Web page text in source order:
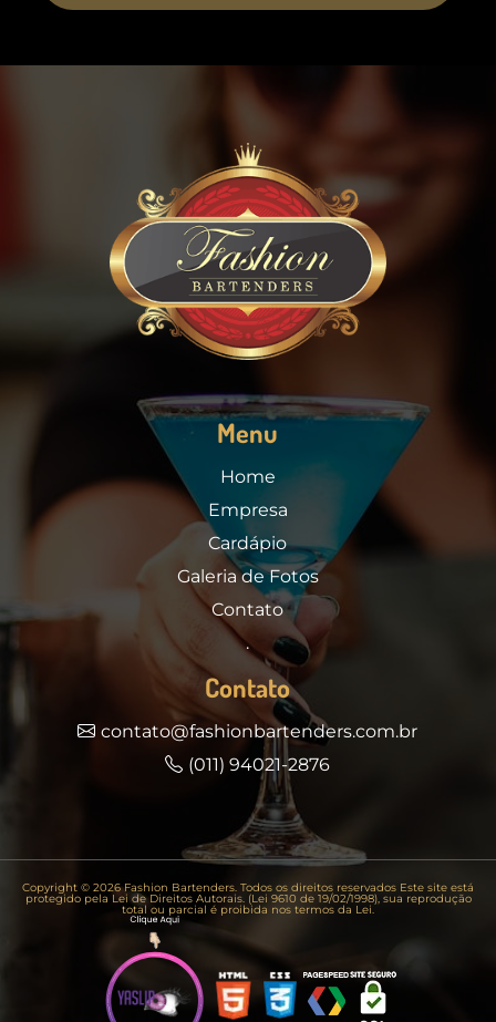
Menu
Home
Empresa
Cardápio
Galeria de Fotos
Contato
.
Contato
contato@fashionbartenders.com.br
(011) 94021-2876
Copyright © 2026 Fashion Bartenders. Todos os direitos reservados Este site está
protegido pela Lei de Direitos Autorais. (Lei 9610 de 19/02/1998), sua reprodução
total ou parcial é proibida nos termos da Lei.